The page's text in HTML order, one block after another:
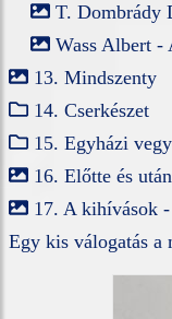
T. Dombrády
Wass Albert -
13. Mindszenty
14. Cserkészet
15. Egyházi
16. Előtte és
17. A kihívások
Egy kis válogatás a